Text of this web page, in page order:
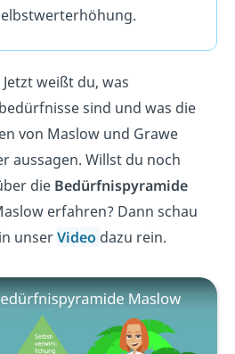
weißt du, was
sind und was die
von Maslow und Grawe
aussagen. Willst du noch
die Bedürfnispyramide
erfahren? Dann schau
unserVideo dazu rein.